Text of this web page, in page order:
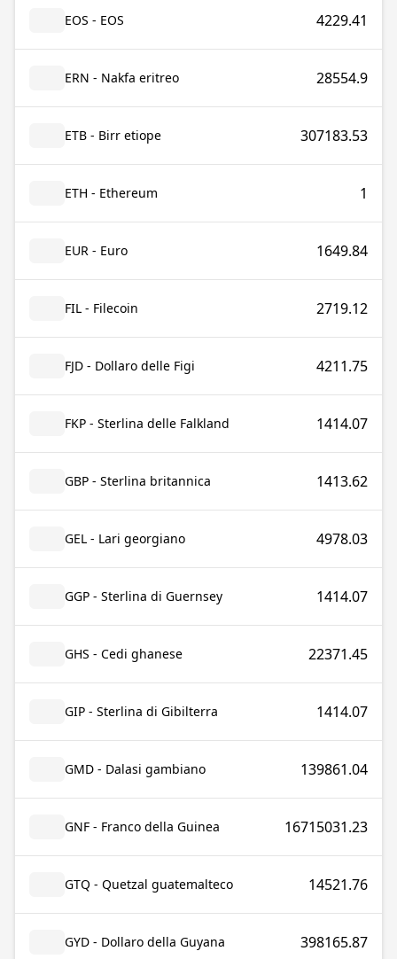
EOS - EOS 4229.41
ERN - Nakfa eritreo 28554.9
ETB - Birr etiope 307183.53
ETH - Ethereum 1
EUR - Euro 1649.84
FIL - Filecoin 2719.12
FJD - Dollaro delle Figi 4211.75
FKP - Sterlina delle Falkland 1414.07
GBP - Sterlina britannica 1413.62
GEL - Lari georgiano 4978.03
GGP - Sterlina di Guernsey 1414.07
GHS - Cedi ghanese 22371.45
GIP - Sterlina di Gibilterra 1414.07
GMD - Dalasi gambiano 139861.04
GNF - Franco della Guinea 16715031.23
GTQ - Quetzal guatemalteco 14521.76
GYD - Dollaro della Guyana 398165.87